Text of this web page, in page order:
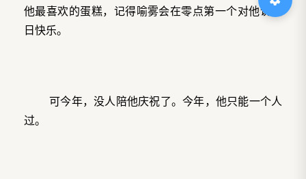
他最喜欢的蛋糕，记得喻雾会在零点第一个对他说生
日快乐。
可今年，没人陪他庆祝了。今年，他只能一个人
过。